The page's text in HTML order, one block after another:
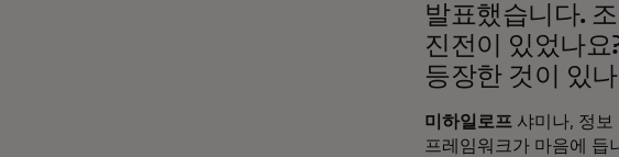
발표했습니다.
진전이 있었나요
등장한 것이 있
미하일로프 샤미나, 정보
프레임워크가 마음에 듭